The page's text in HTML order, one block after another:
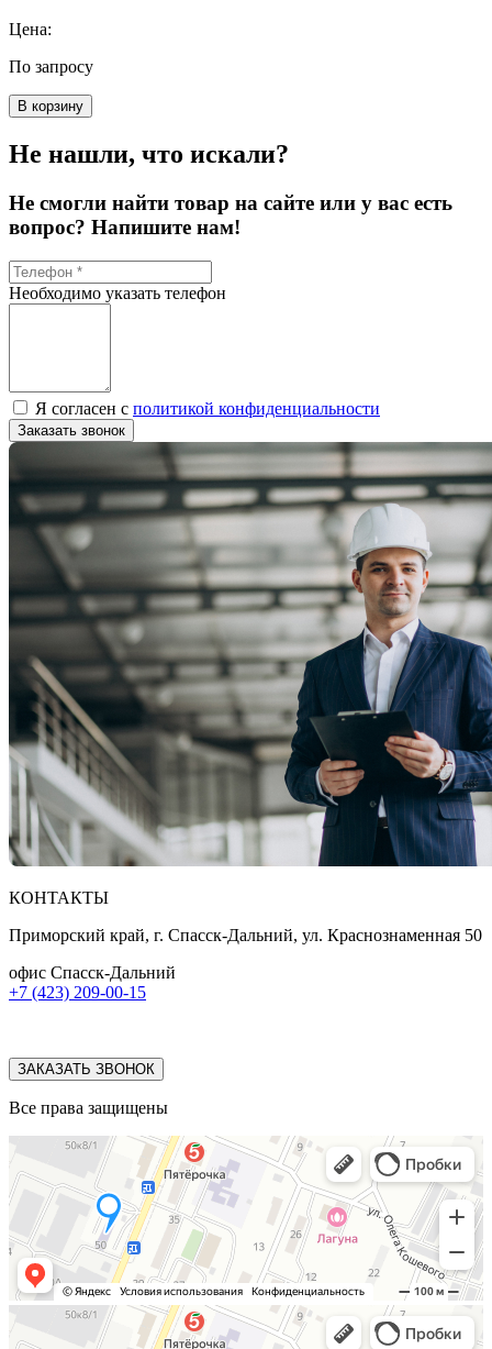
Цена:
По запросу
В корзину
Не нашли, что искали?
Не смогли найти товар на сайте или у вас есть
вопрос? Напишите нам!
Необходимо указать телефон
Я согласен с политикой конфиденциальности
Заказать звонок
КОНТАКТЫ
Приморский край, г. Спасск-Дальний, ул. Краснознаменная 50
офис Спасск-Дальний
+7 (423) 209-00-15
ЗАКАЗАТЬ ЗВОНОК
Все права защищены